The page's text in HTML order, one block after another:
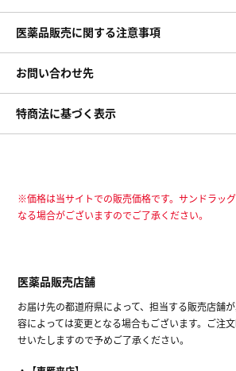
医薬品販売に関する注意事項
お問い合わせ先
特商法に基づく表示
※価格は当サイトでの販売価格です。サンドラッ
なる場合がございますのでご了承ください。
医薬品販売店舗
お届け先の都道府県によって、担当する販売店舗
容によっては変更となる場合もございます。ご注
せいたしますので予めご了承ください。